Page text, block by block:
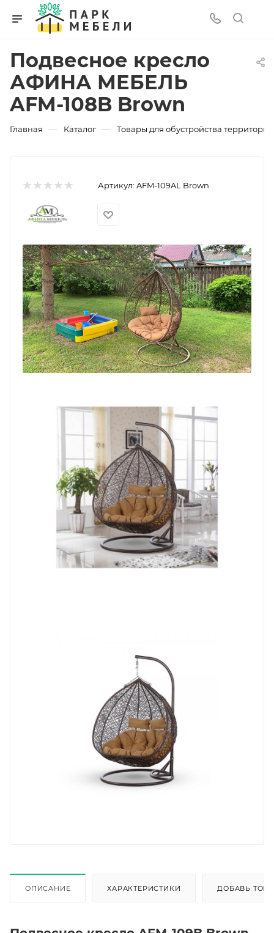
Подвесное кресло
АФИНА МЕБЕЛЬ
AFM-108B Brown
Главная — Каталог — Товары для обустройства территории
Артикул: AFM-109AL Brown
ОПИСАНИЕ ХАРАКТЕРИСТИКИ ДОБАВЬ